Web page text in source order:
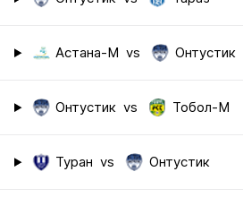
Астана-М vs Онтустик
Онтустик vs Тобол-М
Туран vs Онтустик